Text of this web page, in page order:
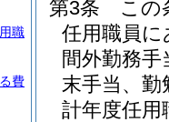
第3条
この
任用職員に
間外勤務
末手当、
計年度任
職
費